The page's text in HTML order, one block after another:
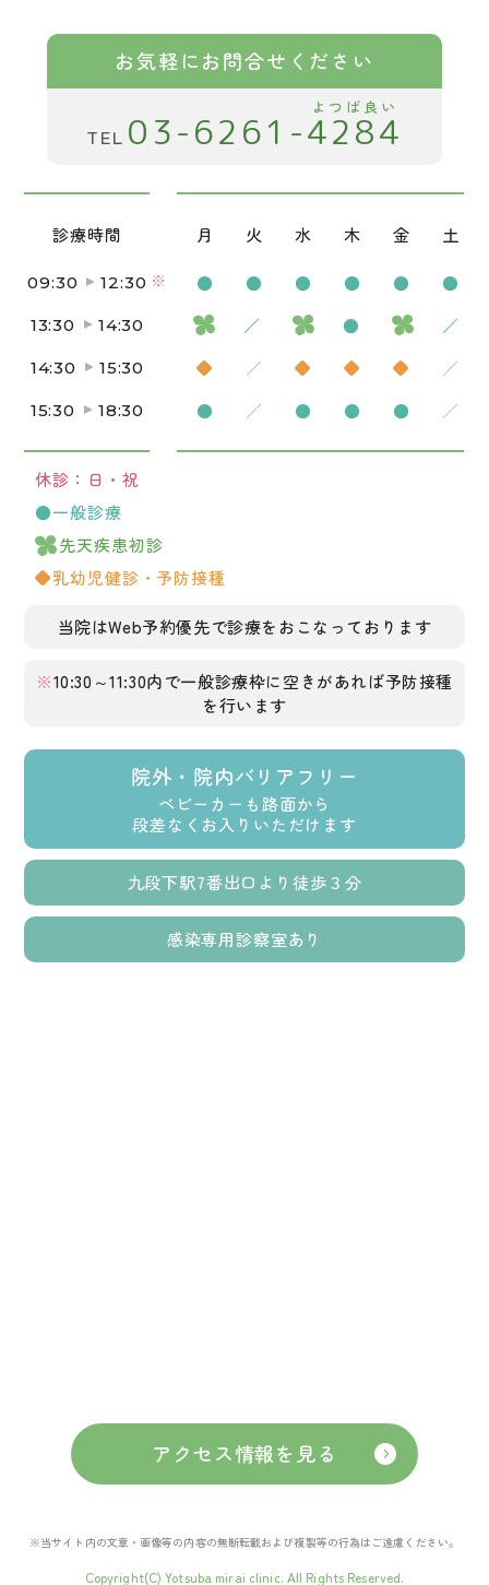
お気軽にお問合せください
TEL 03-6261-4284
よつば良い
診療時間 月火水木金
09:30 12:30 ※
13:30 14:30 ／ ●
14:30 15:30 ◆ ／◆◆◆
15:30 18:30 ● ／ ●●●
休診：日・祝
●一般診療
先天疾患初診
◆乳幼児健診・予防接種
当院はWeb予約優先で診療をおこなっております
※10:30～11:30内で一般診療枠に空きがあれば予防接種
を行います
院外・院内バリアフリー
ベビーカーも路面から
段差なくお入りいただけます
九段下駅7番出口より徒歩３分
感染専用診察室あり
アクセス情報を見る
※当サイト内の文章・画像等の内容の無断転載および複製等の行為はご遠慮ください。
Copyright(C) Yotsuba mirai clinic. All Rights Reserved.